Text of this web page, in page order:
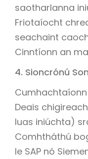
saotharlanna
Friotaíocht
seachaint
Cinntíonn an
4. Sioncrónú
Deais
luas iniúchta)
Comhtháthú
le SAP nó